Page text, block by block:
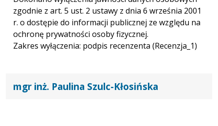
zgodnie z art. 5 ust. 2 ustawy z dnia 6 września 2001
r. o dostępie do informacji publicznej ze względu na
ochronę prywatności osoby fizycznej.
Zakres wyłączenia: podpis recenzenta (Recenzja_1)
mgr inż. Paulina Szulc-Kłosińska